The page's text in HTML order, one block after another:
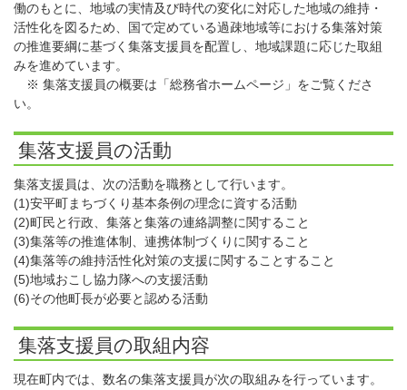
働のもとに、地域の実情及び時代の変化に対応した地域の維持・
活性化を図るため、国で定めている過疎地域等における集落対策
の推進要綱に基づく集落支援員を配置し、地域課題に応じた取組
みを進めています。
※ 集落支援員の概要は「総務省ホームページ 」をご覧くださ
い。
集落支援員の活動
集落支援員は、次の活動を職務として行います。
(1)安平町まちづくり基本条例の理念に資する活動
(2)町民と行政、集落と集落の連絡調整に関すること
(3)集落等の推進体制、連携体制づくりに関すること
(4)集落等の維持活性化対策の支援に関することすること
(5)地域おこし協力隊への支援活動
(6)その他町長が必要と認める活動
集落支援員の取組内容
現在町内では、数名の集落支援員が次の取組みを行っています。